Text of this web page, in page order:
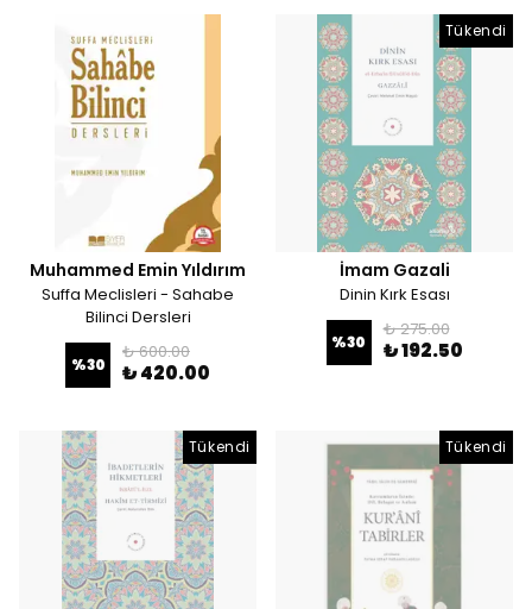
Muhammed Emin Yıldırım
Suffa Meclisleri - Sahabe
Bilinci Dersleri
%30
₺ 600.00
₺ 420.00
Tükendi
İmam Gazali
Dinin Kırk Esası
%30
₺ 275.00
₺ 192.50
Tükendi Tükendi